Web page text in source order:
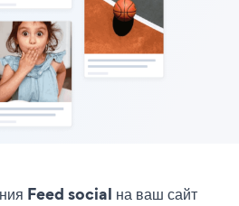
Feed social на ваш сайт